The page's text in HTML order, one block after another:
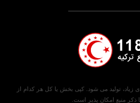
تولید می شود. کپی بخش یا کل هر کدام از